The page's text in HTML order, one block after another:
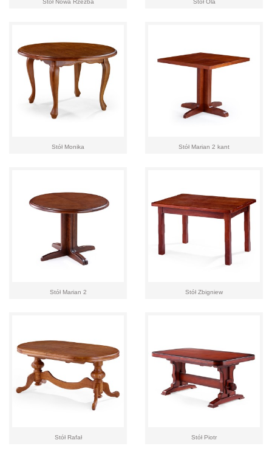
Stół Nowa Rzeźba Stół Ola
Stół Monika Stół Marian 2 kant
Stół Marian 2 Stół Zbigniew
Stół Rafał Stół Piotr